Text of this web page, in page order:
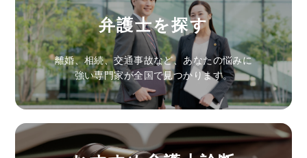
弁護士を探す
離婚、相続、交通事故など、あなたの悩みに
強い専門家が全国で見つかります。